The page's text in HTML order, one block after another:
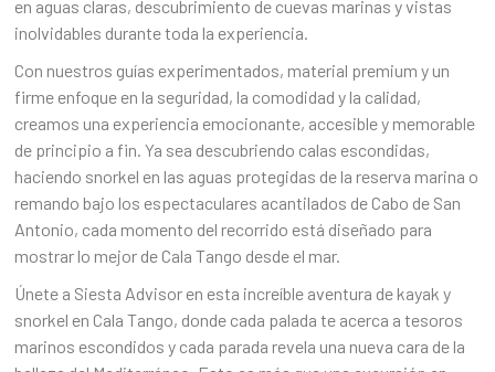
en aguas claras, descubrimiento de cuevas marinas y vistas
inolvidables durante toda la experiencia.
Con nuestros guías experimentados, material premium y un
firme enfoque en la seguridad, la comodidad y la calidad,
creamos una experiencia emocionante, accesible y memorable
de principio a fin. Ya sea descubriendo calas escondidas,
haciendo snorkel en las aguas protegidas de la reserva marina o
remando bajo los espectaculares acantilados de Cabo de San
Antonio, cada momento del recorrido está diseñado para
mostrar lo mejor de Cala Tango desde el mar.
Únete a Siesta Advisor en esta increíble aventura de kayak y
snorkel en Cala Tango, donde cada palada te acerca a tesoros
marinos escondidos y cada parada revela una nueva cara de la